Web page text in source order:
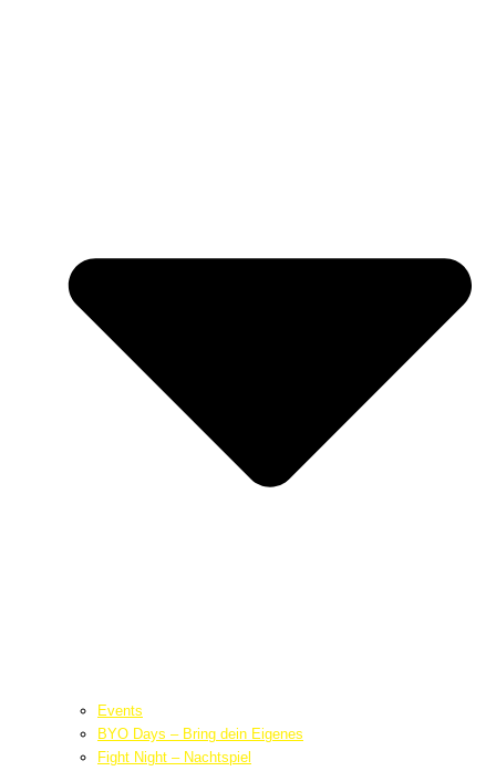
Events
BYO Days – Bring dein Eigenes
Fight Night – Nachtspiel